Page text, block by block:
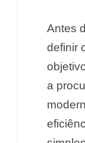
Antes
definir
a